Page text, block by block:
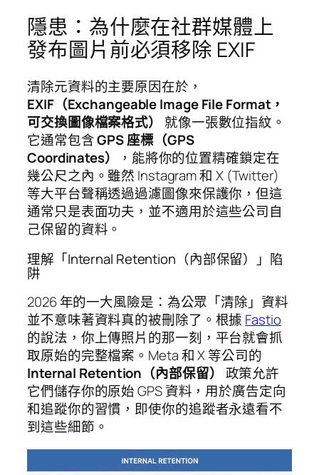
隱患：為什麼在社群媒體上
發布圖片前必須移除 EXIF
清除元資料的主要原因在於，
EXIF（Exchangeable Image File Format，
可交換圖像檔案格式）
就像一張數位指紋。
它通常包含GPS 座標（GPS
Coordinates）
，能將你的位置精確鎖定在
幾公尺之內。雖然 Instagram 和 X (Twitter)
等大平台聲稱透過過濾圖像來保護你，但這
通常只是表面功夫，並不適用於這些公司自
己保留的資料。
理解「Internal Retention（內部保留）」陷
阱
2026 年的一大風險是：為公眾「清除」資料
並不意味著資料真的被刪除了。根據 Fastio
的說法，你上傳照片的那一刻，平台就會抓
取原始的完整檔案。Meta 和 X 等公司的
Internal Retention（內部保留）
政策允許
它們儲存你的原始 GPS 資料，用於廣告定向
和追蹤你的習慣，即使你的追蹤者永遠看不
到這些細節。